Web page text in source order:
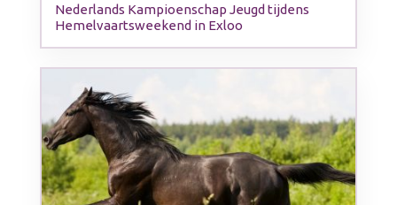
Nederlands Kampioenschap Jeugd tijdens
Hemelvaartsweekend in Exloo